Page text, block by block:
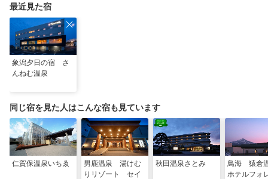
最近見た宿
象潟夕日の宿 さ
んねむ温泉
同じ宿を見た人はこんな宿も見ています
仁賀保温泉いちゑ
男鹿温泉 湯けむ
りリゾート セイ
秋田温泉さとみ
鳥海 猿倉
ホテルフォ